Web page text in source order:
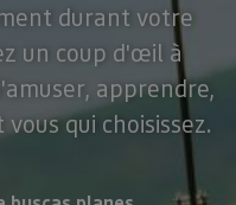
durant votre
un coup d'œil à
apprendre,
qui choisissez.